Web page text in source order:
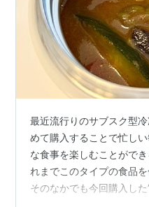
最近流行りのサブスク型
めて購入することで忙し
な食事を楽しむことがで
れまでこのタイプの食品
そのなかでも今回購入し